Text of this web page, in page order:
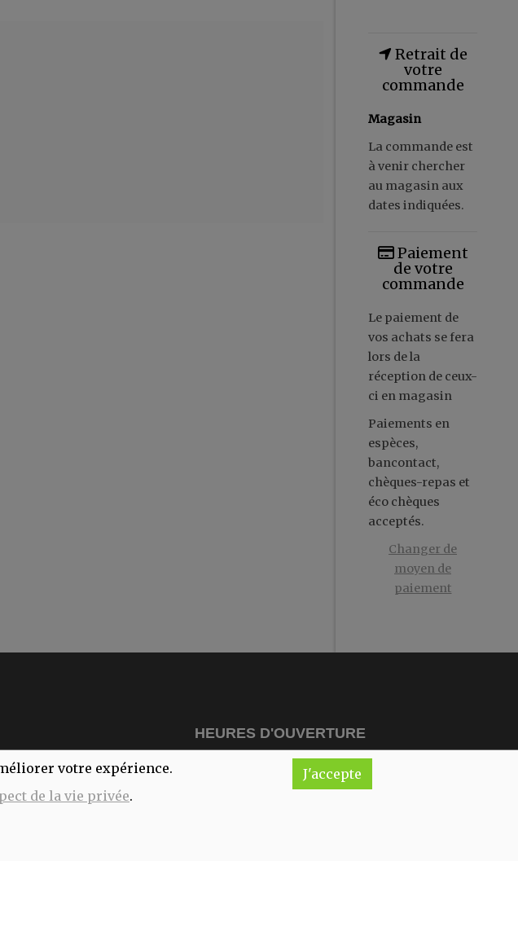
votre expérience.
de la vie privée.
J'accepte
Retrait de
votre
commande
Magasin
La commande est
à venir chercher
au magasin aux
dates indiquées.
Paiement
de votre
commande
Le paiement de
vos achats se fera
lors de la
réception de ceux-
ci en magasin
Paiements en
espèces,
bancontact,
chèques-repas et
éco chèques
acceptés.
Changer de
moyen de
paiement
HEURES D'OUVERTURE
Lundi